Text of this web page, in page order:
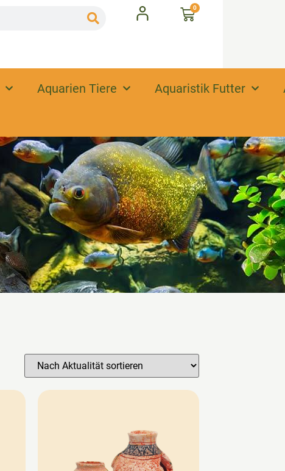
0
Aquarien Tiere Aquaristik Futter